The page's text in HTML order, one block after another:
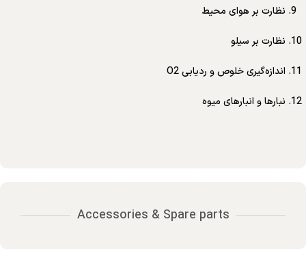
نظارت بر هوای محیط
نظارت بر سیلو
اندازه‌گیری خلوص و ردیابی O2
نبارها و انبارهای میوه
Accessories & Spare parts